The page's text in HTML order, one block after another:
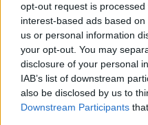
opt-out request is
interest-based ads based
us or personal information
your opt-out. You may
disclosure of your personal
IAB’s list of downstream
also be disclosed by us to
Downstream Participants
Ο Αποστόλης ζηλεύει
Ευτυχία όμως τον
βλέπει πλέον
Ιουλία και τον